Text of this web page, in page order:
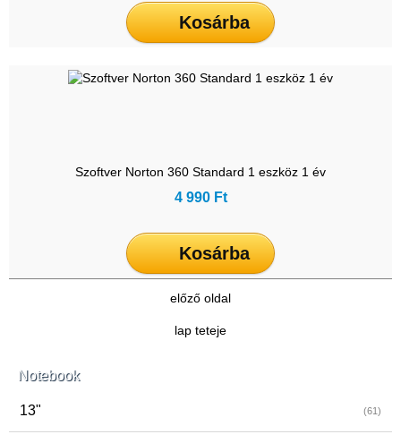
Notebook
13" (61)
Kosárba
Szoftver Norton 360 Standard 1 eszköz 1 év
4 990 Ft
Kosárba
előző oldal
lap teteje